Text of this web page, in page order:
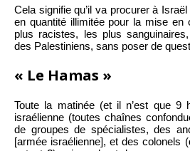
Cela signifie qu’il va procurer à Israël
en quantité illimitée pour la mise
plus racistes, les plus
des Palestiniens, sans poser de
« Le Hamas »
Toute la matinée (et il n’est que 9
israélienne (toutes chaînes
de groupes de spécialistes, des
[armée israélienne], et des colonels